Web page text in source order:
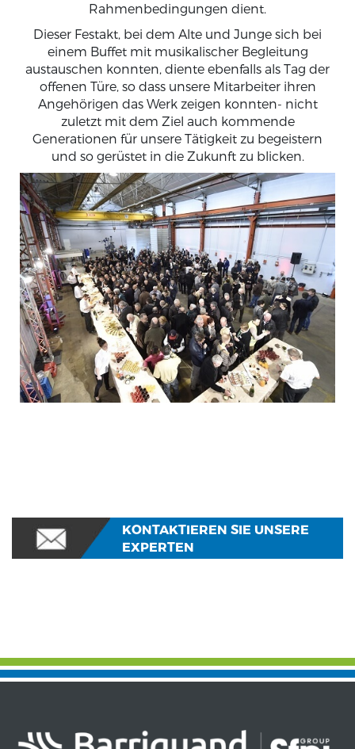
Rahmenbedingungen dient.
Dieser Festakt, bei dem Alte und Junge sich bei
einem Buffet mit musikalischer Begleitung
austauschen konnten, diente ebenfalls als Tag der
offenen Türe, so dass unsere Mitarbeiter ihren
Angehörigen das Werk zeigen konnten- nicht
zuletzt mit dem Ziel auch kommende
Generationen für unsere Tätigkeit zu begeistern
und so gerüstet in die Zukunft zu blicken.
KONTAKTIEREN SIE UNSERE
EXPERTEN